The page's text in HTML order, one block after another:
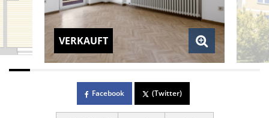
VERKAUFT
Facebook (Twitter)